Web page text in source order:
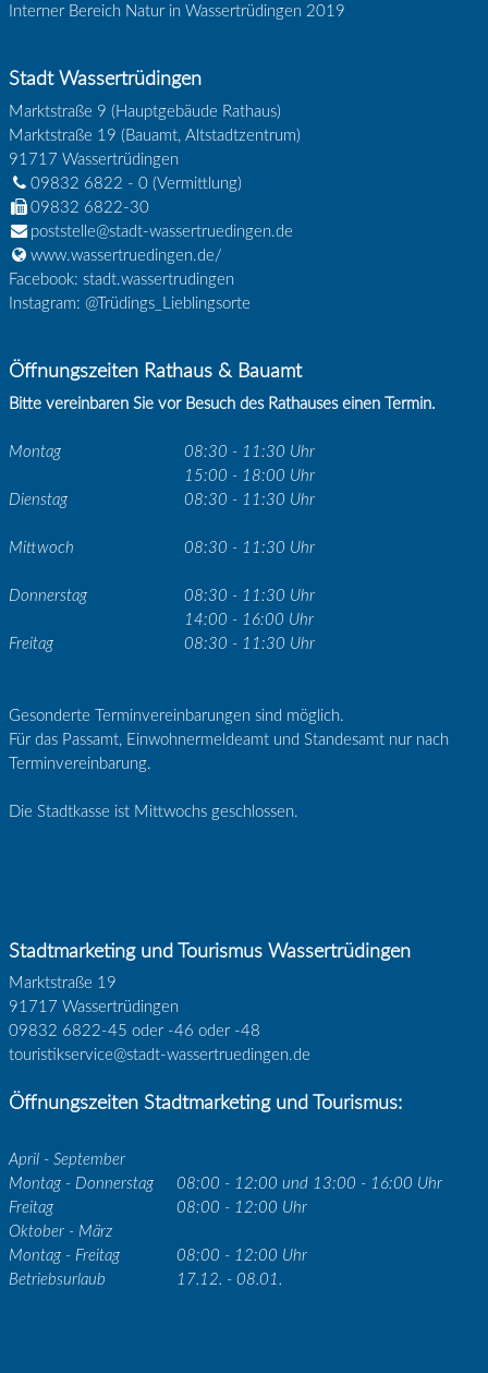
Interner Bereich Natur in Wassertrüdingen 2019
Stadt Wassertrüdingen
Marktstraße 9 (Hauptgebäude Rathaus)
Marktstraße 19 (Bauamt, Altstadtzentrum)
91717 Wassertrüdingen
09832 6822 - 0(Vermittlung)
09832 6822-30
poststelle@stadt-wassertruedingen.de
www.wassertruedingen.de/
Facebook: stadt.wassertrudingen
Instagram: @Trüdings_Lieblingsorte
Öffnungszeiten Rathaus & Bauamt
Bitte vereinbaren Sie vor Besuch des Rathauses einen Termin.
Montag
08:30 - 11:30 Uhr
15:00 - 18:00 Uhr
Dienstag
08:30 - 11:30 Uhr
Mittwoch 08:30 - 11:30 Uhr
Donnerstag
08:30 - 11:30 Uhr
14:00 - 16:00 Uhr
Freitag
08:30 - 11:30 Uhr
Gesonderte Terminvereinbarungen sind möglich.
Für das Passamt, Einwohnermeldeamt und Standesamt nur nach
Terminvereinbarung.
Die Stadtkasse ist Mittwochs geschlossen.
Stadtmarketing und Tourismus Wassertrüdingen
Marktstraße 19
91717 Wassertrüdingen
09832 6822-45 oder -46 oder -48
touristikservice@stadt-wassertruedingen.de
Öffnungszeiten Stadtmarketing und Tourismus:
April - September
Montag - Donnerstag
08:00 - 12:00 und 13:00 - 16:00 Uhr
Freitag
08:00 - 12:00 Uhr
Oktober - März
Montag - Freitag
08:00 - 12:00 Uhr
Betriebsurlaub
17.12. - 08.01.